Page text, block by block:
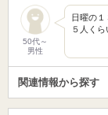
50代～
男性
日曜の
５人く
関連情報から探す